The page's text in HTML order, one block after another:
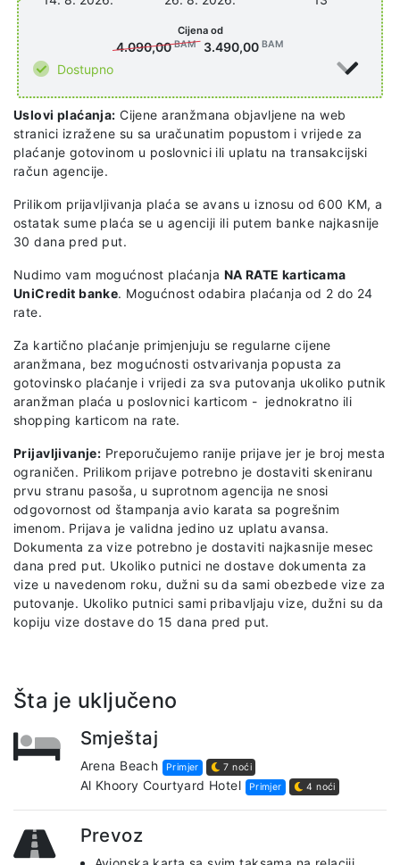
Dostupno
Cijena od
4.090,00BAM 3.490,00 BAM
Uslovi plaćanja: Cijene aranžmana objavljene na web
stranici izražene su sa uračunatim popustom i vrijede za
plaćanje gotovinom u poslovnici ili uplatu na transakcijski
račun agencije.
Prilikom prijavljivanja plaća se avans u iznosu od 600 KM, a
ostatak sume plaća se u agenciji ili putem banke najkasnije
30 dana pred put.
Nudimo vam mogućnost plaćanja NA RATE karticama
UniCredit banke. Mogućnost odabira plaćanja od 2 do 24
rate.
Za kartično plaćanje primjenjuju se regularne cijene
aranžmana, bez mogućnosti ostvarivanja popusta za
gotovinsko plaćanje i vrijedi za sva putovanja ukoliko putnik
aranžman plaća u poslovnici karticom - jednokratno ili
shopping karticom na rate.
Prijavljivanje: Preporučujemo ranije prijave jer je broj mesta
ograničen. Prilikom prijave potrebno je dostaviti skeniranu
prvu stranu pasoša, u suprotnom agencija ne snosi
odgovornost od štampanja avio karata sa pogrešnim
imenom. Prijava je validna jedino uz uplatu avansa.
Dokumenta za vize potrebno je dostaviti najkasnije mesec
dana pred put. Ukoliko putnici ne dostave dokumenta za
vize u navedenom roku, dužni su da sami obezbede vize za
putovanje. Ukoliko putnici sami pribavljaju vize, dužni su da
kopiju vize dostave do 15 dana pred put.
Šta je uključeno
Smještaj
Arena Beach Primjer 7 noći
Al Khoory Courtyard Hotel Primjer 4 noći
Prevoz